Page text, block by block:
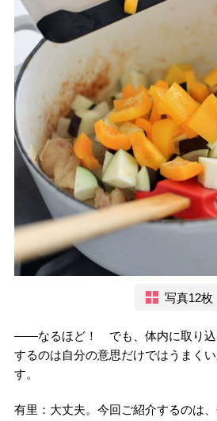
写真12枚
――なるほど！ でも、体内に取り込
するのは自分の意思だけではうまく
す。
有里：大丈夫。今回ご紹介するのは